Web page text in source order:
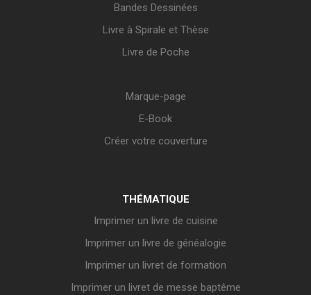
Bandes Dessinées
Livre à Spirale et Thèse
Livre de Poche
Marque-page
E-Book
Créer votre couverture
THÉMATIQUE
Imprimer un livre de cuisine
Imprimer un livre de généalogie
Imprimer un livret de formation
Imprimer un livret de messe baptême